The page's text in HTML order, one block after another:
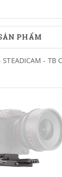
PHẨM
STEADICAM - TB